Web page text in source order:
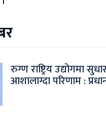
रुग्ण राष्ट्रिय उद्योगमा
आशालाग्दा परिणाम :